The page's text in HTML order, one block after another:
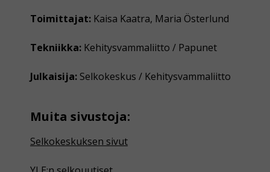
Toimittajat: Kaisa Kaatra, Maria Österlund
Tekniikka: Kehitysvammaliitto / Papunet
Julkaisija: Selkokeskus / Kehitysvammaliitto
Muita sivustoja:
Selkokeskuksen sivut